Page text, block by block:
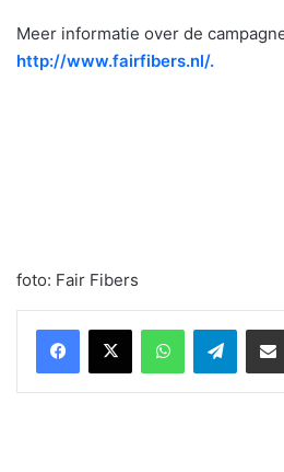
Meer informatie over de
http://www.fairfibers.nl/.
foto: Fair Fibers
WhatsApp